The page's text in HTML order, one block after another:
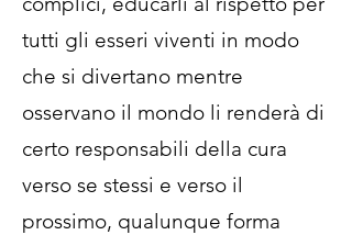
tutti gli esseri viventi in modo
che si divertano mentre
osservano il mondo li renderà di
certo responsabili della cura
verso se stessi e verso il
prossimo, qualunque forma